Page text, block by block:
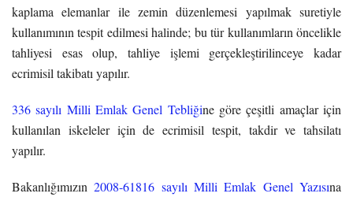
kaplama elemanlar ile zemin düzenlemesi yapılmak suretiyle
kullanımının tespit edilmesi halinde; bu tür kullanımların öncelikle
tahliyesi esas olup, tahliye işlemi gerçekleştirilinceye kadar
ecrimisil takibatı yapılır.
336 sayılı Milli Emlak Genel Tebliğine göre çeşitli amaçlar için
kullanılan iskeleler için de ecrimisil tespit, takdir ve tahsilatı
yapılır.
Bakanlığımızın2008-61816 sayılı Milli Emlak Genel Yazısına